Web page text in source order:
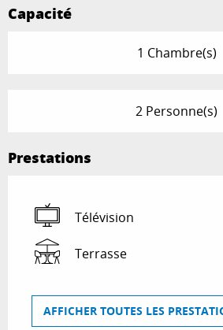
Capacité
1 Chambre(s)
2 Personne(s)
Prestations
Télévision
Terrasse
AFFICHER TOUTES LES